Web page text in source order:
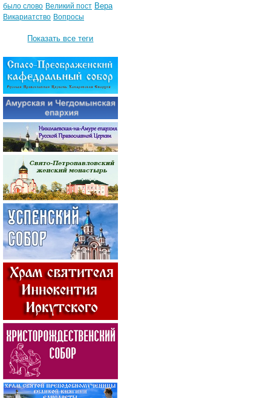
было слово Великий пост Вера
Викариатство Вопросы
Показать все теги